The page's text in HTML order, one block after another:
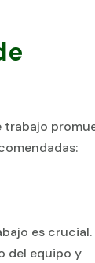
trabajo
es crucial.
del equipo y